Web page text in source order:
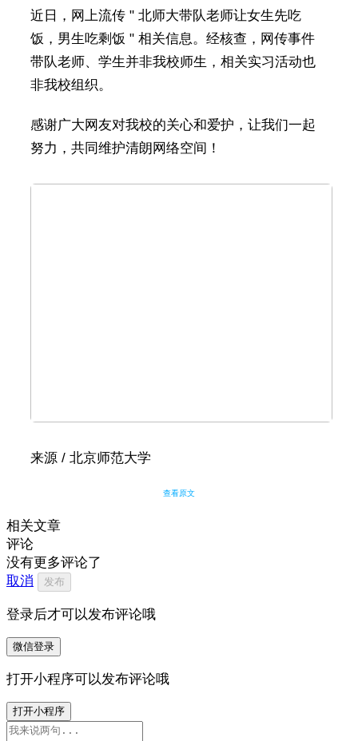
近日，网上流传 " 北师大带队老师让女生先吃
饭，男生吃剩饭 " 相关信息。经核查，网传事件
带队老师、学生并非我校师生，相关实习活动也
非我校组织。
感谢广大网友对我校的关心和爱护，让我们一起
努力，共同维护清朗网络空间！
来源 / 北京师范大学
查看原文
相关文章
评论
没有更多评论了
取消
发布
登录后才可以发布评论哦
微信登录
打开小程序可以发布评论哦
打开小程序